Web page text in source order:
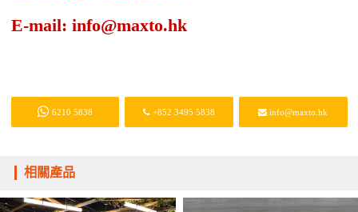
E-mail: info@maxto.hk
6210 5838 +852 3495 5838 info@maxto.hk
相關產品